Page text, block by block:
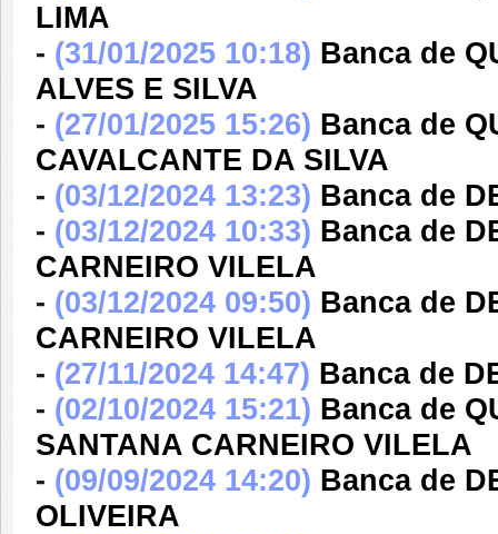
LIMA
- (31/01/2025 10:18) Banca de
ALVES E SILVA
- (27/01/2025 15:26) Banca de
CAVALCANTE DA SILVA
- (03/12/2024 13:23) Banca de
- (03/12/2024 10:33) Banca de
CARNEIRO VILELA
- (03/12/2024 09:50) Banca de
CARNEIRO VILELA
- (27/11/2024 14:47) Banca de
- (02/10/2024 15:21) Banca de
SANTANA CARNEIRO VILELA
- (09/09/2024 14:20) Banca de
OLIVEIRA